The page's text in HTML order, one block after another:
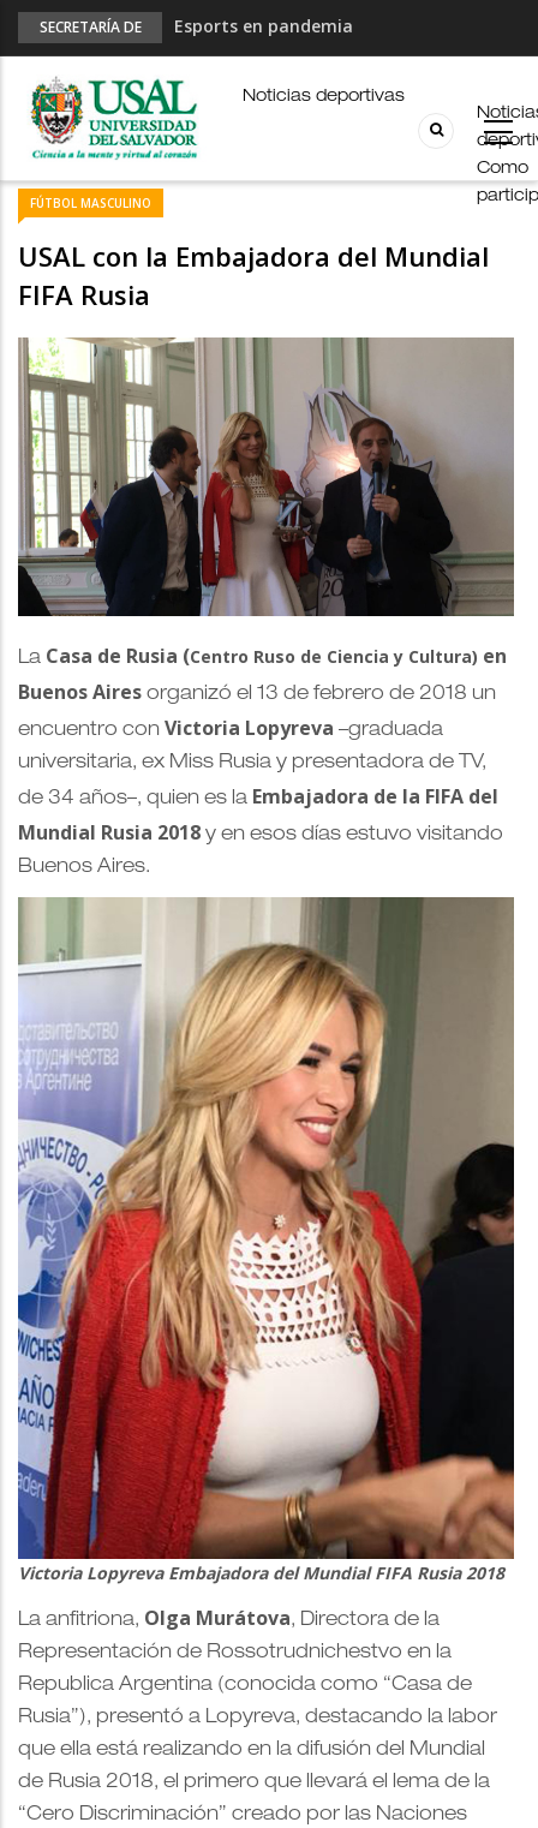
SECRETARÍA DE
Esports en pandemia
USAL en los E-JUAR
JUAR
Fútbol Online
Palmarés
Como
Noticias deportivas
FÚTBOL MASCULINO
USAL con la Embajadora del Mundial
FIFA Rusia
La Casa de Rusia (Centro Ruso de Ciencia y Cultura) en
Buenos Aires organizó el 13 de febrero de 2018 un
encuentro con Victoria Lopyreva –graduada
universitaria, ex Miss Rusia y presentadora de TV,
de 34 años–, quien es la Embajadora de la FIFA del
Mundial Rusia 2018 y en esos días estuvo visitando
Buenos Aires.
Victoria Lopyreva Embajadora del Mundial FIFA Rusia 2018
La anfitriona, Olga Murátova, Directora de la
Representación de Rossotrudnichestvo en la
Republica Argentina (conocida como “Casa de
Rusia”), presentó a Lopyreva, destacando la labor
que ella está realizando en la difusión del Mundial
de Rusia 2018, el primero que llevará el lema de la
“Cero Discriminación” creado por las Naciones